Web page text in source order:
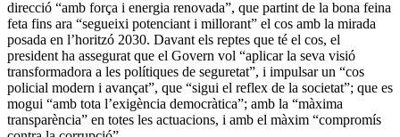
direcció “amb força i energia renovada”, que partint de la bona feina
feta fins ara “segueixi potenciant i millorant” el cos amb la mirada
posada en l’horitzó 2030. Davant els reptes que té el cos, el
president ha assegurat que el Govern vol “aplicar la seva visió
transformadora a les polítiques de seguretat”, i impulsar un “cos
policial modern i avançat”, que “sigui el reflex de la societat”; que es
mogui “amb tota l’exigència democràtica”; amb la “màxima
transparència” en totes les actuacions, i amb el màxim “compromís